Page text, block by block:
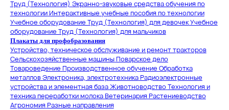
Труд (Технология) Экранно-звуковые средства обучения по
технологии Интерактивные учебные пособия по технологии
Учебное оборудование Труд (Технология) для девочекУчебное
оборудование Труд (Технология) для мальчиков
Плакаты для профобразования
Устройство, техническое обслуживание и ремонт тракторов
Сельскохозяйственные машиныПоварское дело
Товароведение Производственное обучение Обработка
металловЭлектроника, электротехникаРадиоэлектронные
устройства и элементная базаЖивотноводствоТехнология и
техника переработки молокаВетеринарияРастениеводство
АгрономияРазные направления